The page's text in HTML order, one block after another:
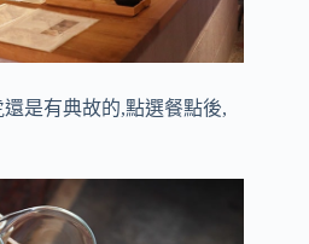
是有典故的,點選餐點後,